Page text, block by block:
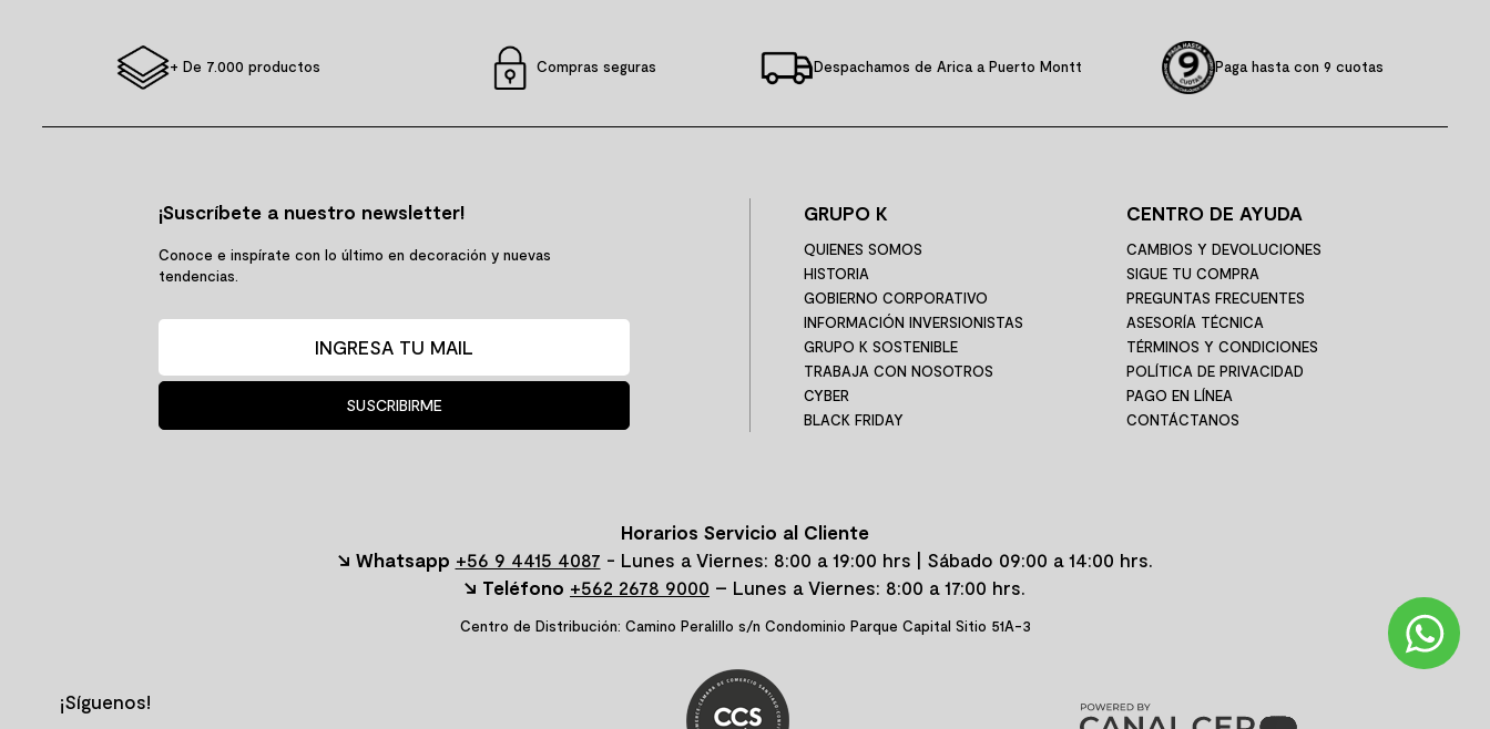
+ De 7.000 productos Compras seguras Despachamos de Arica a Puerto Montt Paga hasta con 9 cuotas
¡Suscríbete a nuestro newsletter!
Conoce e inspírate con lo último en decoración y nuevas
tendencias.
SUSCRIBIRME
GRUPO K
QUIENES SOMOS
HISTORIA
GOBIERNO CORPORATIVO
INFORMACIÓN INVERSIONISTAS
GRUPO K SOSTENIBLE
TRABAJA CON NOSOTROS
CYBER
BLACK FRIDAY
CENTRO DE AYUDA
CAMBIOS Y DEVOLUCIONES
SIGUE TU COMPRA
PREGUNTAS FRECUENTES
ASESORÍA TÉCNICA
TÉRMINOS Y CONDICIONES
POLÍTICA DE PRIVACIDAD
PAGO EN LÍNEA
CONTÁCTANOS
Horarios Servicio al Cliente
↘ Whatsapp +56 9 4415 4087 - Lunes a Viernes: 8:00 a 19:00 hrs | Sábado 09:00 a 14:00 hrs.
↘ Teléfono +562 2678 9000 – Lunes a Viernes: 8:00 a 17:00 hrs.
Centro de Distribución: Camino Peralillo s/n Condominio Parque Capital Sitio 51A-3
¡Síguenos!